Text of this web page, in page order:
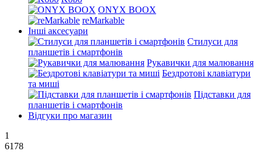
ONYX BOOX
reMarkable
Інші аксесуари
Стилуси для
планшетів і смартфонів
Рукавички для малювання
Бездротові клавіатури
та миші
Підставки для
планшетів і смартфонів
Відгуки про магазин
1
6178